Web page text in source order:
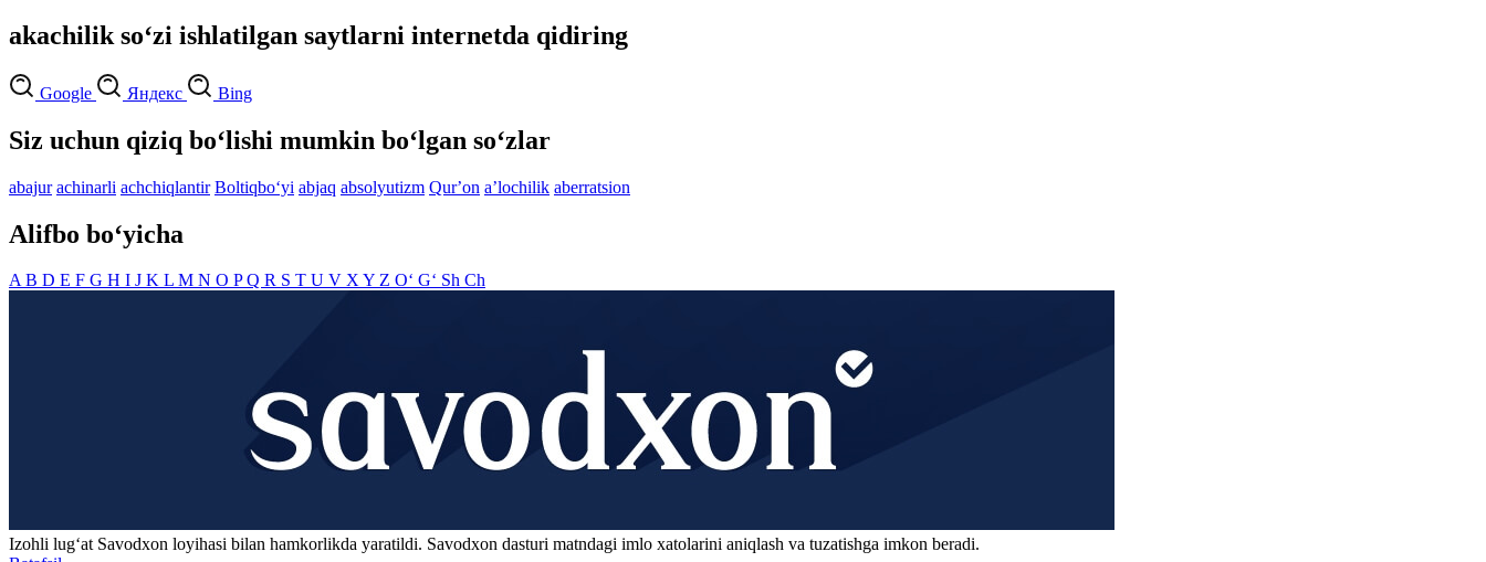
akachilik so‘zi ishlatilgan saytlarni internetda qidiring
Google Яндекс Bing
Siz uchun qiziq bo‘lishi mumkin bo‘lgan so‘zlar
abajur achinarli achchiqlantir Boltiqbo‘yi abjaq absolyutizm Qurʼon aʼlochilik aberratsion
Alifbo bo‘yicha
AB D E F G H I J K L M N O PQ R S T U V XY Z O‘ G‘ Sh Ch
Izohli lugʻat Savodxon loyihasi bilan hamkorlikda yaratildi. Savodxon dasturi matndagi imlo xatolarini aniqlash va tuzatishga imkon beradi.